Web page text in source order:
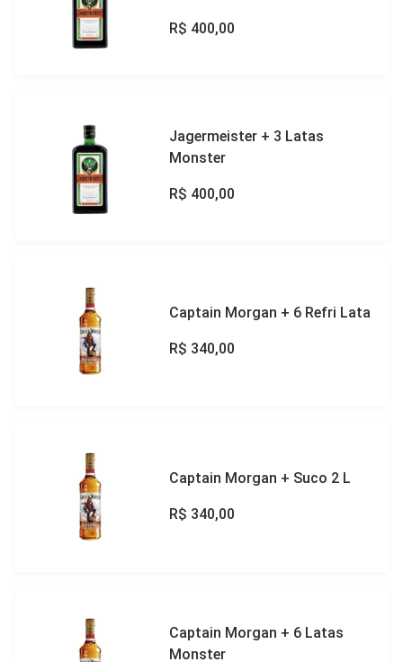
R$ 400,00
Jagermeister + 3 Latas
Monster
R$ 400,00
Captain Morgan + 6 Refri Lata
R$ 340,00
Captain Morgan + Suco 2 L
R$ 340,00
Captain Morgan + 6 Latas
Monster